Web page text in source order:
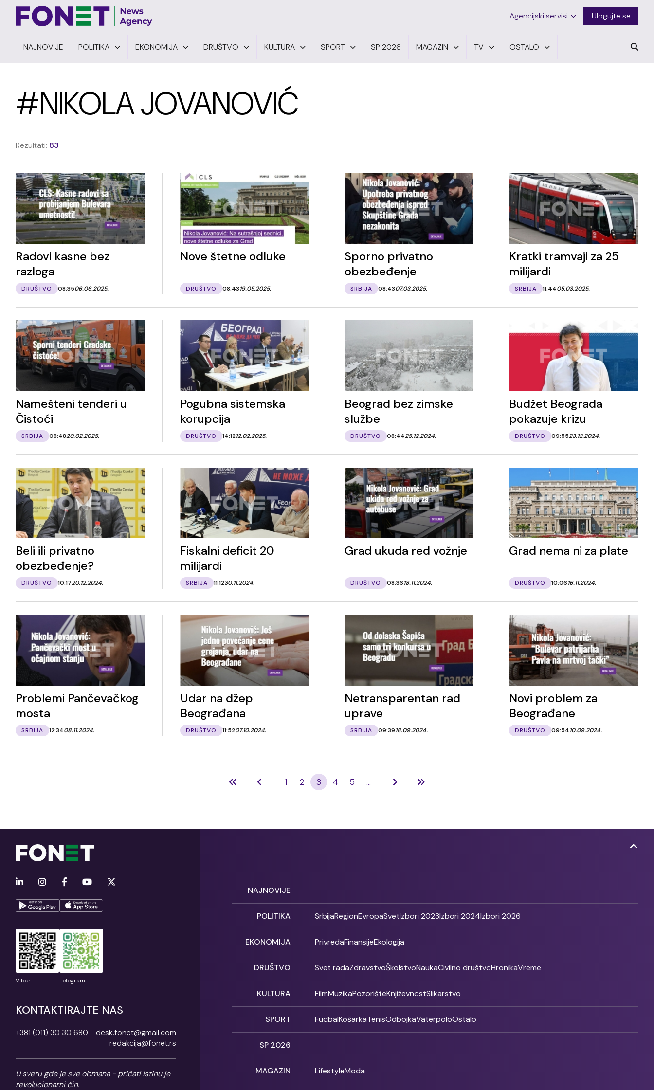
Agencijski servisi Ulogujte se
NAJNOVIJE POLITIKA EKONOMIJA DRUŠTVO KULTURA SPORT SP 2026 MAGAZIN TV OSTALO
#NIKOLA JOVANOVIĆ
Rezultati: 83
Radovi kasne bez
razloga
DRUŠTVO 08:3506.06.2025.
Nove štetne odluke
DRUŠTVO 08:4319.05.2025.
Sporno privatno
obezbeđenje
SRBIJA 08:4307.03.2025.
Kratki tramvaji za 25
milijardi
SRBIJA 11:4405.03.2025.
Namešteni tenderi u
Čistoći
SRBIJA 08:4820.02.2025.
Pogubna sistemska
korupcija
DRUŠTVO 14:1212.02.2025.
Beograd bez zimske
službe
DRUŠTVO 08:4425.12.2024.
Budžet Beograda
pokazuje krizu
DRUŠTVO 09:5523.12.2024.
Beli ili privatno
obezbeđenje?
DRUŠTVO 10:1720.12.2024.
Fiskalni deficit 20
milijardi
SRBIJA 11:1230.11.2024.
Grad ukuda red vožnje
DRUŠTVO 08:3618.11.2024.
Grad nema ni za plate
DRUŠTVO 10:0616.11.2024.
Problemi Pančevačkog
mosta
SRBIJA 12:3408.11.2024.
Udar na džep
Beograđana
DRUŠTVO 11:5207.10.2024.
Netransparentan rad
uprave
SRBIJA 09:3918.09.2024.
Novi problem za
Beograđane
DRUŠTVO 09:5410.09.2024.
1 2 3 4 5 ...
Viber Telegram
KONTAKTIRAJTE NAS
+381 (011) 30 30 680
desk.fonet@gmail.com
redakcija@fonet.rs
U svetu gde je sve obmana - pričati istinu je
revolucionarni čin.
NAJNOVIJE
POLITIKA SrbijaRegionEvropaSvetIzbori 2023Izbori 2024Izbori 2026
EKONOMIJA PrivredaFinansijeEkologija
DRUŠTVO Svet radaZdravstvoŠkolstvoNaukaCivilno društvoHronikaVreme
KULTURA FilmMuzikaPozorišteKnjiževnostSlikarstvo
SPORT FudbalKošarkaTenisOdbojkaVaterpoloOstalo
SP 2026
MAGAZIN LifestyleModa